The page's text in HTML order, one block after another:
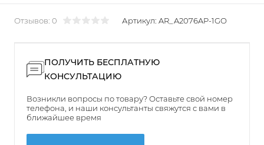
Отзывов: 0 Артикул: AR_A2076AP-1GO
ПОЛУЧИТЬ БЕСПЛАТНУЮ
КОНСУЛЬТАЦИЮ
Возникли вопросы по товару? Оставьте свой номер
телефона, и наши консультанты свяжутся с вами в
ближайшее время